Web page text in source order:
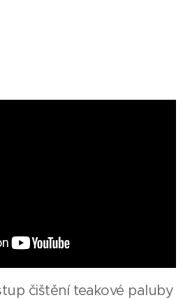
čištění teakové paluby